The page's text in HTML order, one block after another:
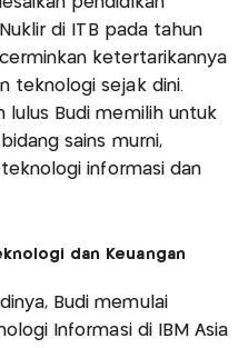
di ITB pada tahun
ketertarikannya
teknologi sejak dini.
lulus Budi memilih untuk
sains murni,
informasi dan
dan Keuangan
Budi memulai
Informasi di IBM Asia